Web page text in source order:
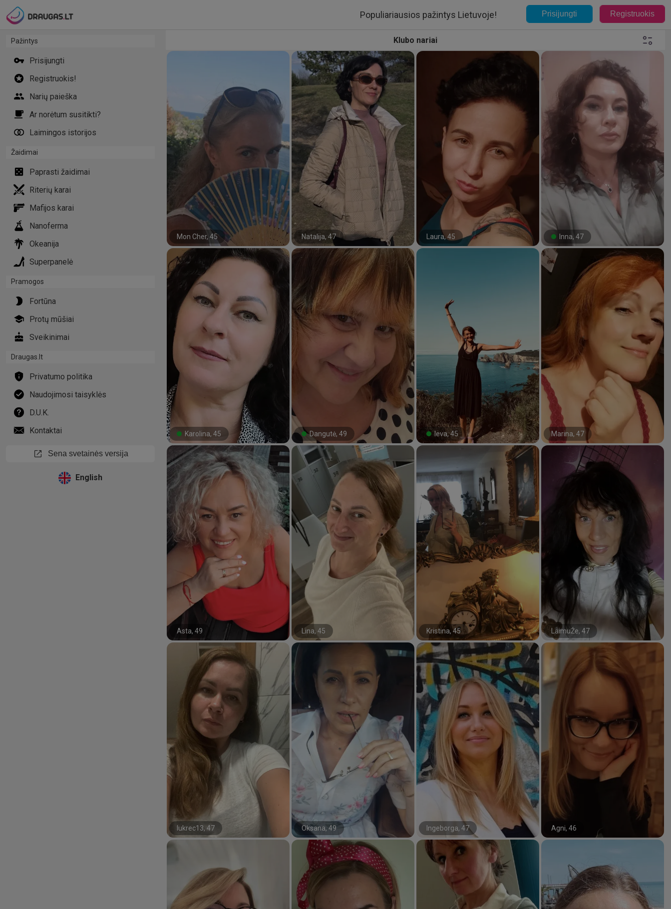
Pažintys
Prisijungti
Registruokis!
Narių paieška
Ar norėtum susitikti?
Laimingos istorijos
Žaidimai
Paprasti žaidimai
Riterių karai
Mafijos karai
Nanoferma
Okeanija
Superpanelė
Pramogos
Fortūna
Protų mūšiai
Sveikinimai
Draugas.lt
Privatumo politika
Naudojimosi taisyklės
D.U.K.
Kontaktai
open_in_new Sena svetainės versija
English
Populiariausios pažintys Lietuvoje! Prisijungti Registruokis
Klubo nariai
#32#Mon Cher, 45 #24#Natalija, 47 #3#Laura, 45 #0# Inna, 47
#15#Karolina, 45 #59#Dangutė, 49 #9#Ieva, 45 #51#Marina, 47
#19#Asta, 49 #0#Lina, 45 #10#Kristina, 45 #34#LaimuŽe, 47
#53#lukrec13, 47 #34#Oksana, 49 #72#Ingeborga, 47 #9#Agni, 46